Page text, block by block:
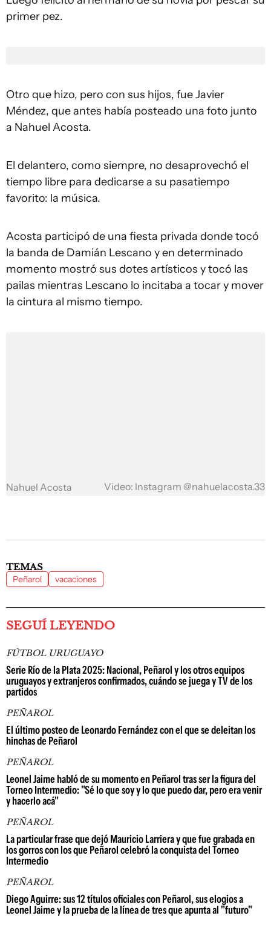
primer pez.
Otro que hizo, pero con sus hijos, fue Javier
Méndez, que antes había posteado una foto junto
a Nahuel Acosta.
El delantero, como siempre, no desaprovechó el
tiempo libre para dedicarse a su pasatiempo
favorito: la música.
Acosta participó de una fiesta privada donde tocó
la banda de Damián Lescano y en determinado
momento mostró sus dotes artísticos y tocó las
pailas mientras Lescano lo incitaba a tocar y mover
la cintura al mismo tiempo.
Nahuel Acosta Video: Instagram @nahuelacosta.33
TEMAS
Peñarol vacaciones
SEGUÍ LEYENDO
FÚTBOL URUGUAYO
Serie Río de la Plata 2025: Nacional, Peñarol y los otros equipos
uruguayos y extranjeros confirmados, cuándo se juega y TV de los
partidos
PEÑAROL
El último posteo de Leonardo Fernández con el que se deleitan los
hinchas de Peñarol
PEÑAROL
Leonel Jaime habló de su momento en Peñarol tras ser la figura del
Torneo Intermedio: "Sé lo que soy y lo que puedo dar, pero era venir
y hacerlo acá"
PEÑAROL
La particular frase que dejó Mauricio Larriera y que fue grabada en
los gorros con los que Peñarol celebró la conquista del Torneo
Intermedio
PEÑAROL
Diego Aguirre: sus 12 títulos oficiales con Peñarol, sus elogios a
Leonel Jaime y la prueba de la línea de tres que apunta al "futuro"